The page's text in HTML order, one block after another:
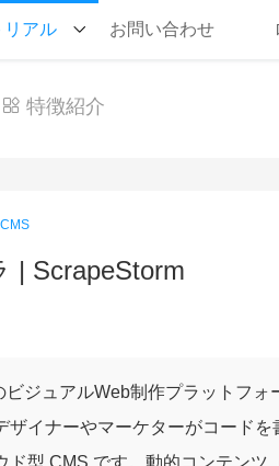
リアル お問い合わせ
特徴紹介
| ScrapeStorm
ジュアルWeb制作プラットフォ
イナーやマーケターがコード
型 CMS です。動的コンテンツ